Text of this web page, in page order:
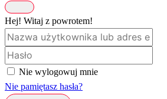
Hej! Witaj z powrotem!
Nie wylogowuj mnie
Nie pamiętasz hasła?